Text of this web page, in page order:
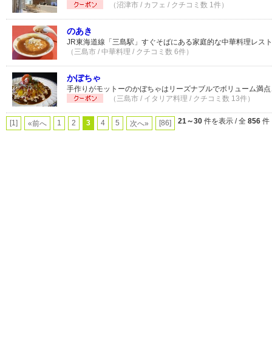
（沼津市 / カフェ / クチコミ数 1件）
のあき
JR東海道線「三島駅」すぐそばにある家庭的な中華料理レス
（三島市 / 中華料理 / クチコミ数 6件）
かぼちゃ
手作りがモットーのかぼちゃはリーズナブルでボリューム満
（三島市 / イタリア料理 / クチコミ数 13件）
[1] «前へ 1 2 3 4 5 次へ» [86] 21～30 件を表示 / 全 856 件